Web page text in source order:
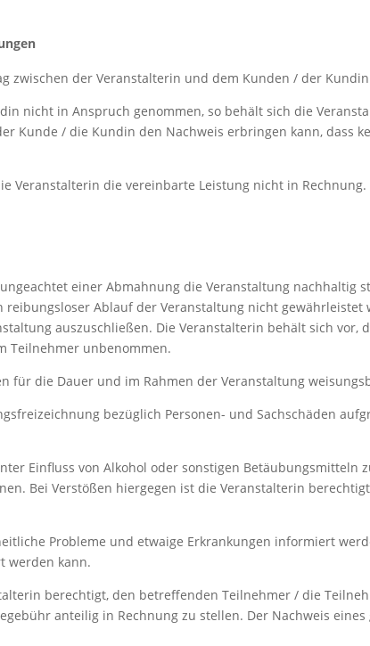
zwischen der Veranstalterin und dem Kunden / der
nicht in Anspruch genommen, so behält sich die
Kunde / die Kundin den Nachweis erbringen kann, dass
Veranstalterin die vereinbarte Leistung nicht in Rechnung.
einer Abmahnung die Veranstaltung nachhaltig
Ablauf der Veranstaltung nicht gewährleistet
auszuschließen. Die Veranstalterin behält sich vor,
Teilnehmer unbenommen.
für die Dauer und im Rahmen der Veranstaltung
bezüglich Personen- und Sachschäden
Einfluss von Alkohol oder sonstigen Betäubungsmitteln
Bei Verstößen hiergegen ist die Veranstalterin
Probleme und etwaige Erkrankungen informiert
werden kann.
berechtigt, den betreffenden Teilnehmer / die
anteilig in Rechnung zu stellen. Der Nachweis